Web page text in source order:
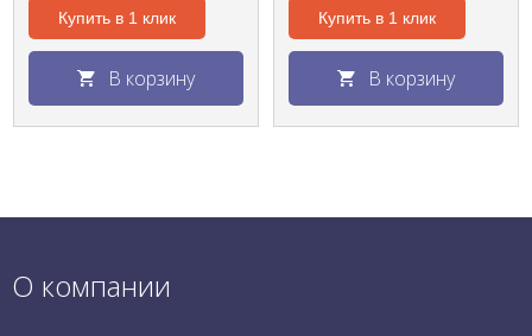
Купить в 1 клик
В корзину
Купить в 1 клик
В корзину
О компании